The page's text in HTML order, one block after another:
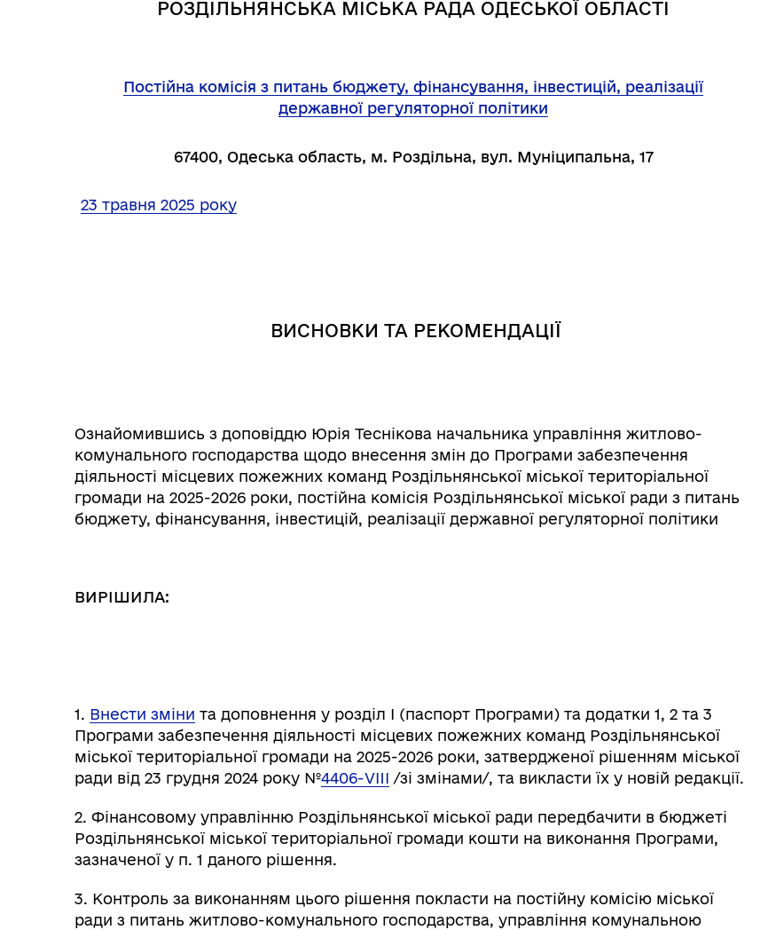
Колегіальні органи (ради,
робочі групи, комісії)
Радіаційний фон
Україну
Електронна черга в ТЦК
РОЗДІЛЬНЯНСЬКА МІСЬКА РАДА ОДЕСЬКОЇ ОБЛАСТІ
Постійна комісія з питань бюджету, фінансування, інвестицій, реалізації
державної регуляторної політики
67400, Одеська область, м. Роздільна, вул. Муніципальна, 17
23 травня 2025 року
ВИСНОВКИ ТА РЕКОМЕНДАЦІЇ
Ознайомившись з доповіддю Юрія Теснікова начальника управління житлово-
комунального господарства щодо внесення змін до Програми забезпечення
діяльності місцевих пожежних команд Роздільнянської міської територіальної
громади на 2025-2026 роки, постійна комісія Роздільнянської міської ради з питань
бюджету, фінансування, інвестицій, реалізації державної регуляторної політики
ВИРІШИЛА:
1. Внести зміни та доповнення у розділ І (паспорт Програми) та додатки 1, 2 та 3
Програми забезпечення діяльності місцевих пожежних команд Роздільнянської
міської територіальної громади на 2025-2026 роки, затвердженої рішенням міської
ради від 23 грудня 2024 року №4406-VIII /зі змінами/, та викласти їх у новій редакції.
2. Фінансовому управлінню Роздільнянської міської ради передбачити в бюджеті
Роздільнянської міської територіальної громади кошти на виконання Програми,
зазначеної у п. 1 даного рішення.
3. Контроль за виконанням цього рішення покласти на постійну комісію міської
ради з питань житлово-комунального господарства, управління комунальною